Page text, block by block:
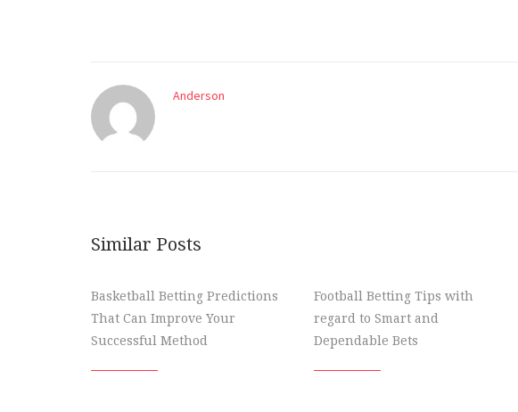
Anderson
Similar Posts
Basketball Betting Predictions
That Can Improve Your
Successful Method
Football Betting Tips with
regard to Smart and
Dependable Bets